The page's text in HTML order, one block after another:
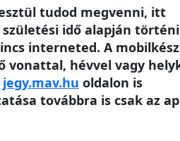
tudod megvenni, itt
születési idő alapján
interneted. A
vonattal, hévvel vagy
jegy.mav.hu oldalon is
továbbra is csak az